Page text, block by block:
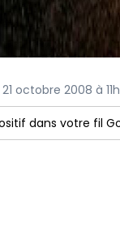
octobre 2008 à
dans votre fil